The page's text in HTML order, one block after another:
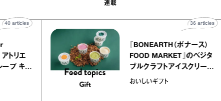
連載
atelier
アリー アトリエ
ミルクレープ キャ
『BONEARTH（ボナ
FOOD MARKET』の
ブルクラフトアイスク
｜真野知子の「おい
おいしいギフト